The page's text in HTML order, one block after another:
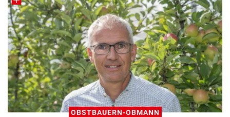
OBSTBAUERN-OBMANN